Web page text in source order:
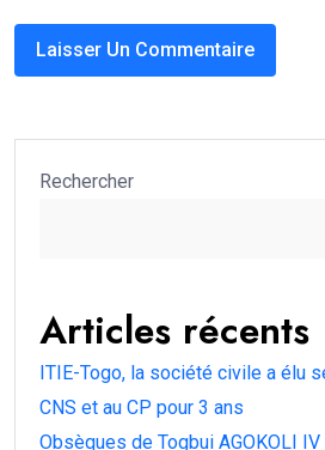
Rechercher
Articles récents
ITIE-Togo, la société civile a élu
CNS et au CP pour 3 ans
Obsèques de Togbui AGOKOLI